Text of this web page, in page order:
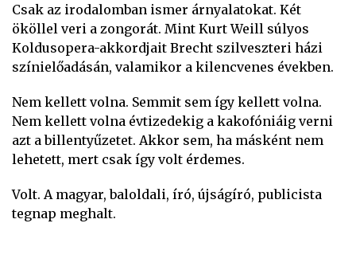
Csak az irodalomban ismer árnyalatokat. Két
ököllel veri a zongorát. Mint Kurt Weill súlyos
Koldusopera-akkordjait Brecht szilveszteri házi
színielőadásán, valamikor a kilencvenes években.
Nem kellett volna. Semmit sem így kellett volna.
Nem kellett volna évtizedekig a kakofóniáig verni
azt a billentyűzetet. Akkor sem, ha másként nem
lehetett, mert csak így volt érdemes.
Volt. A magyar, baloldali, író, újságíró, publicista
tegnap meghalt.